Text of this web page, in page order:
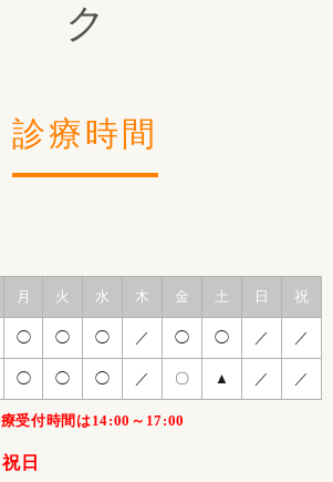
ク
診療時間
月 火 水 木 金 土 日 祝
◯ ◯ ◯ ／ ◯ ◯ ／ ／
◯ ◯ ◯ ／ 〇 ▲ ／ ／
受付時間は14:00～17:00
日